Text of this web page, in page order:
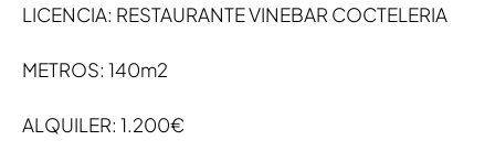
LICENCIA: RESTAURANTE VINEBAR COCTELERIA
METROS: 140m2
ALQUILER: 1.200€